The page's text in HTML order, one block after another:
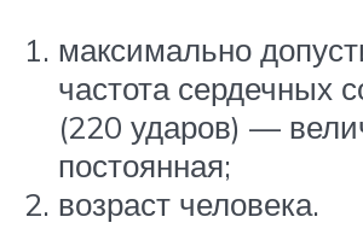
максимально
частота сердечных
(220 ударов) —
постоянная;
возраст человека.